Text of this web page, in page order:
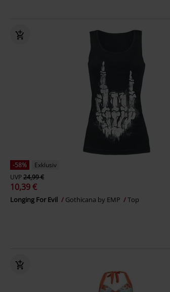
-58%
Exklusiv
UVP24,99 €
10,39 €
Longing For Evil Gothicana by EMP Top